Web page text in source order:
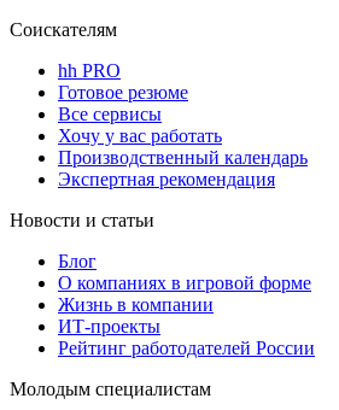
Соискателям
hh PRO
Готовое резюме
Все сервисы
Хочу у вас работать
Производственный календарь
Экспертная рекомендация
Новости и статьи
Блог
О компаниях в игровой форме
Жизнь в компании
ИТ-проекты
Рейтинг работодателей России
Молодым специалистам